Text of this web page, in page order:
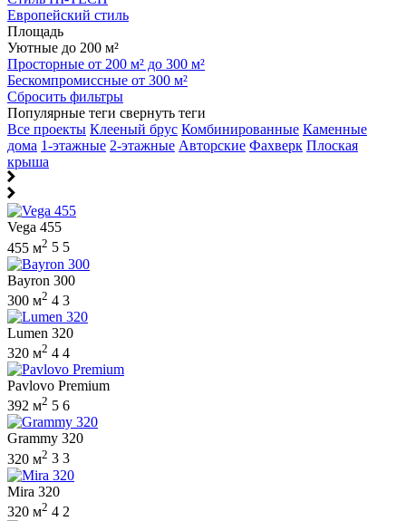
Европейский стиль
Площадь
Уютные до 200 м²
Просторные от 200 м² до 300 м²
Бескомпромиссные от 300 м²
Сбросить фильтры
Популярные теги свернуть теги
Все проекты Клееный брус Комбинированные Каменные
дома 1-этажные 2-этажные Авторские Фахверк Плоская
крыша
Vega 455
455 м2 5 5
Bayron 300
300 м2 4 3
Lumen 320
320 м2 4 4
Pavlovo Premium
392 м2 5 6
Grammy 320
320 м2 3 3
Mira 320
320 м2 4 2